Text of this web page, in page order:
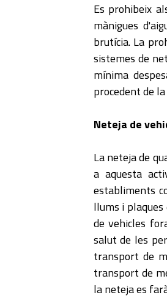
Es prohibeix
mànigues
brutícia. La
sistemes de
mínima
procedent de
Neteja de
La neteja de
a aquesta
establiments
llums i
de vehicles
salut de les
transport de
transport de
la neteja es